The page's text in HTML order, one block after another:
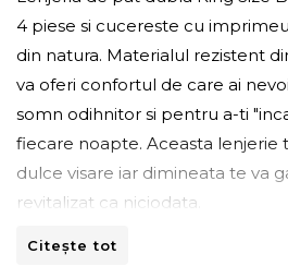
4 piese si cucereste cu
din natura. Materialul rezistent
va oferi confortul de care ai
somn odihnitor si pentru a-ti
fiecare noapte. Aceasta lenjerie
dulce visare iar dimineata te va
revitalizat ca niciodata.
Bine de stiut
Citește tot